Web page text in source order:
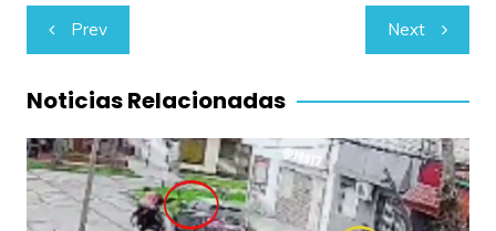
Navegación
de
entradas
Prev Next
Noticias Relacionadas